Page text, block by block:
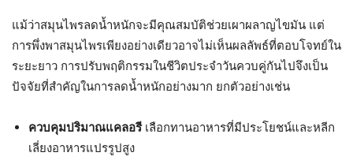
แม้ว่าสมุนไพรลดน้ำหนักจะมีคุณสมบัติช่วยเผาผลาญไขมัน แต่
การพึ่งพาสมุนไพรเพียงอย่างเดียวอาจไม่เห็นผลลัพธ์ที่ตอบโจทย์ใน
ระยะยาว การปรับพฤติกรรมในชีวิตประจำวันควบคู่กันไปจึงเป็น
ปัจจัยที่สำคัญในการลดน้ำหนักอย่างมาก ยกตัวอย่างเช่น
ควบคุมปริมาณแคลอรีเลือกทานอาหารที่มีประโยชน์และหลีก
เลี่ยงอาหารแปรรูปสูง